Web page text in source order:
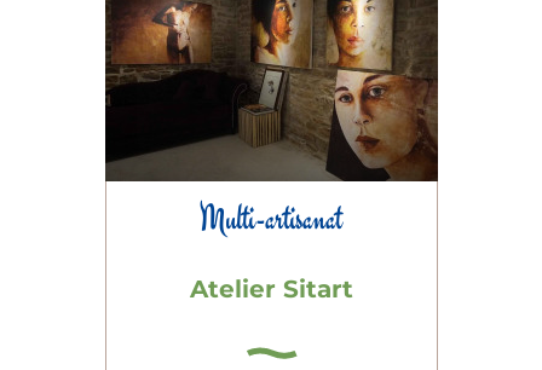
Multi-artisanat
Atelier Sitart